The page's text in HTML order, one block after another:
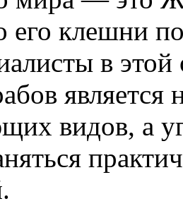
его клешни
в этой
видов, а